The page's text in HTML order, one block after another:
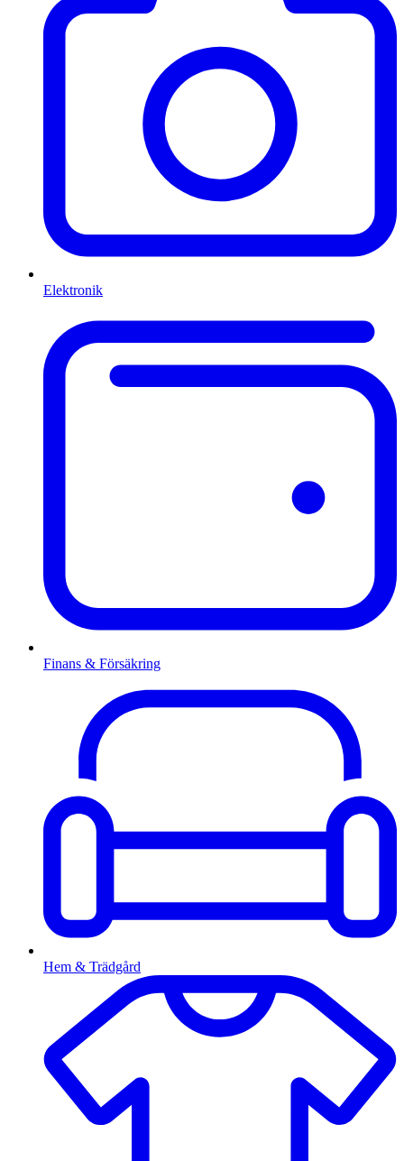
Elektronik
Finans & Försäkring
Hem & Trädgård